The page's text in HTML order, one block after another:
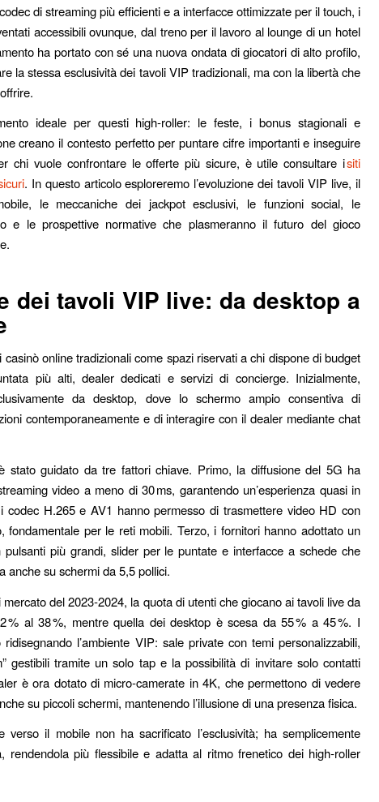
di streaming più efficienti e a interfacce ottimizzate per il touch, i
accessibili ovunque, dal treno per il lavoro al lounge di un hotel
ha portato con sé una nuova ondata di giocatori di alto profilo,
la stessa esclusività dei tavoli VIP tradizionali, ma con la libertà che
ideale per questi high‑roller: le feste, i bonus stagionali e
creano il contesto perfetto per puntare cifre importanti e inseguire
chi vuole confrontare le offerte più sicure, è utile consultare isiti
. In questo articolo esploreremo l’evoluzione dei tavoli VIP live, il
le meccaniche dei jackpot esclusivi, le funzioni social, le
e le prospettive normative che plasmeranno il futuro del gioco
dei tavoli VIP live: da desktop a
online tradizionali come spazi riservati a chi dispone di budget
più alti, dealer dedicati e servizi di concierge. Inizialmente,
da desktop, dove lo schermo ampio consentiva di
contemporaneamente e di interagire con il dealer mediante chat
stato guidato da tre fattori chiave. Primo, la diffusione del 5G ha
video a meno di 30 ms, garantendo un’esperienza quasi in
codec H.265 e AV1 hanno permesso di trasmettere video HD con
fondamentale per le reti mobili. Terzo, i fornitori hanno adottato un
pulsanti più grandi, slider per le puntate e interfacce a schede che
anche su schermi da 5,5 pollici.
del 2023‑2024, la quota di utenti che giocano ai tavoli live da
% al 38 %, mentre quella dei desktop è scesa da 55 % a 45 %. I
l’ambiente VIP: sale private con temi personalizzabili,
gestibili tramite un solo tap e la possibilità di invitare solo contatti
è ora dotato di micro‑camerate in 4K, che permettono di vedere
su piccoli schermi, mantenendo l’illusione di una presenza fisica.
verso il mobile non ha sacrificato l’esclusività; ha semplicemente
rendendola più flessibile e adatta al ritmo frenetico dei high‑roller